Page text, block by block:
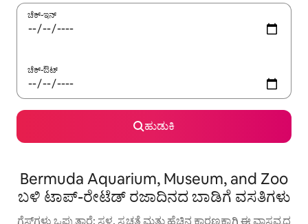
ಚೆಕ್-ಇನ್
ಚೆಕ್-ಔಟ್
ಹುಡುಕಿ
Bermuda Aquarium, Museum, and Zoo
ಬಳಿ ಟಾಪ್-ರೇಟೆಡ್ ರಜಾದಿನದ ಬಾಡಿಗೆ ವಸತಿಗಳು
ಗೆಸ್ಟ್‌ಗಳು ಒಪ್ಪುತ್ತಾರೆ: ಸ್ಥಳ, ಸ್ವಚ್ಛತೆ ಮತ್ತು ಹೆಚ್ಚಿನ ಕಾರಣಕ್ಕಾಗಿ ಈ ವಾಸ್ತವ್ಯದ